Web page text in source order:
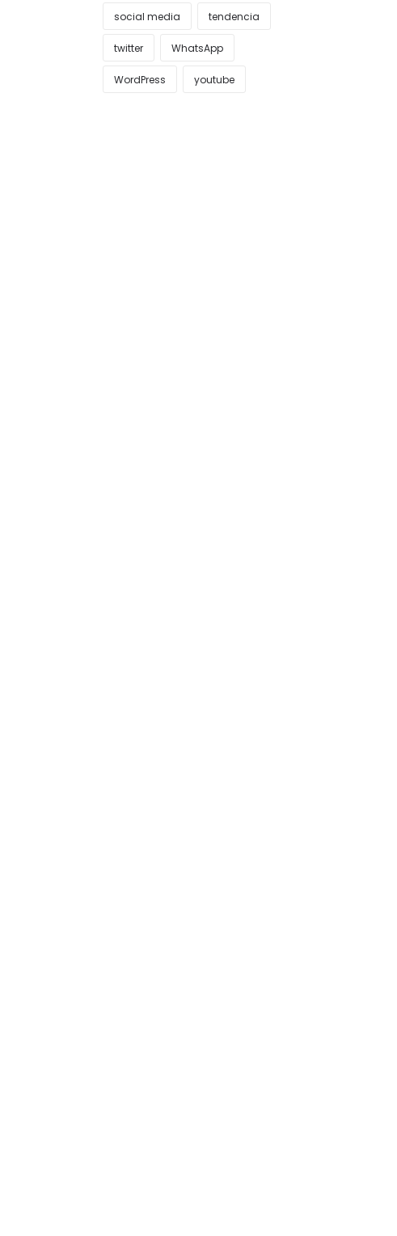
social media tendencia
twitter WhatsApp
WordPress youtube